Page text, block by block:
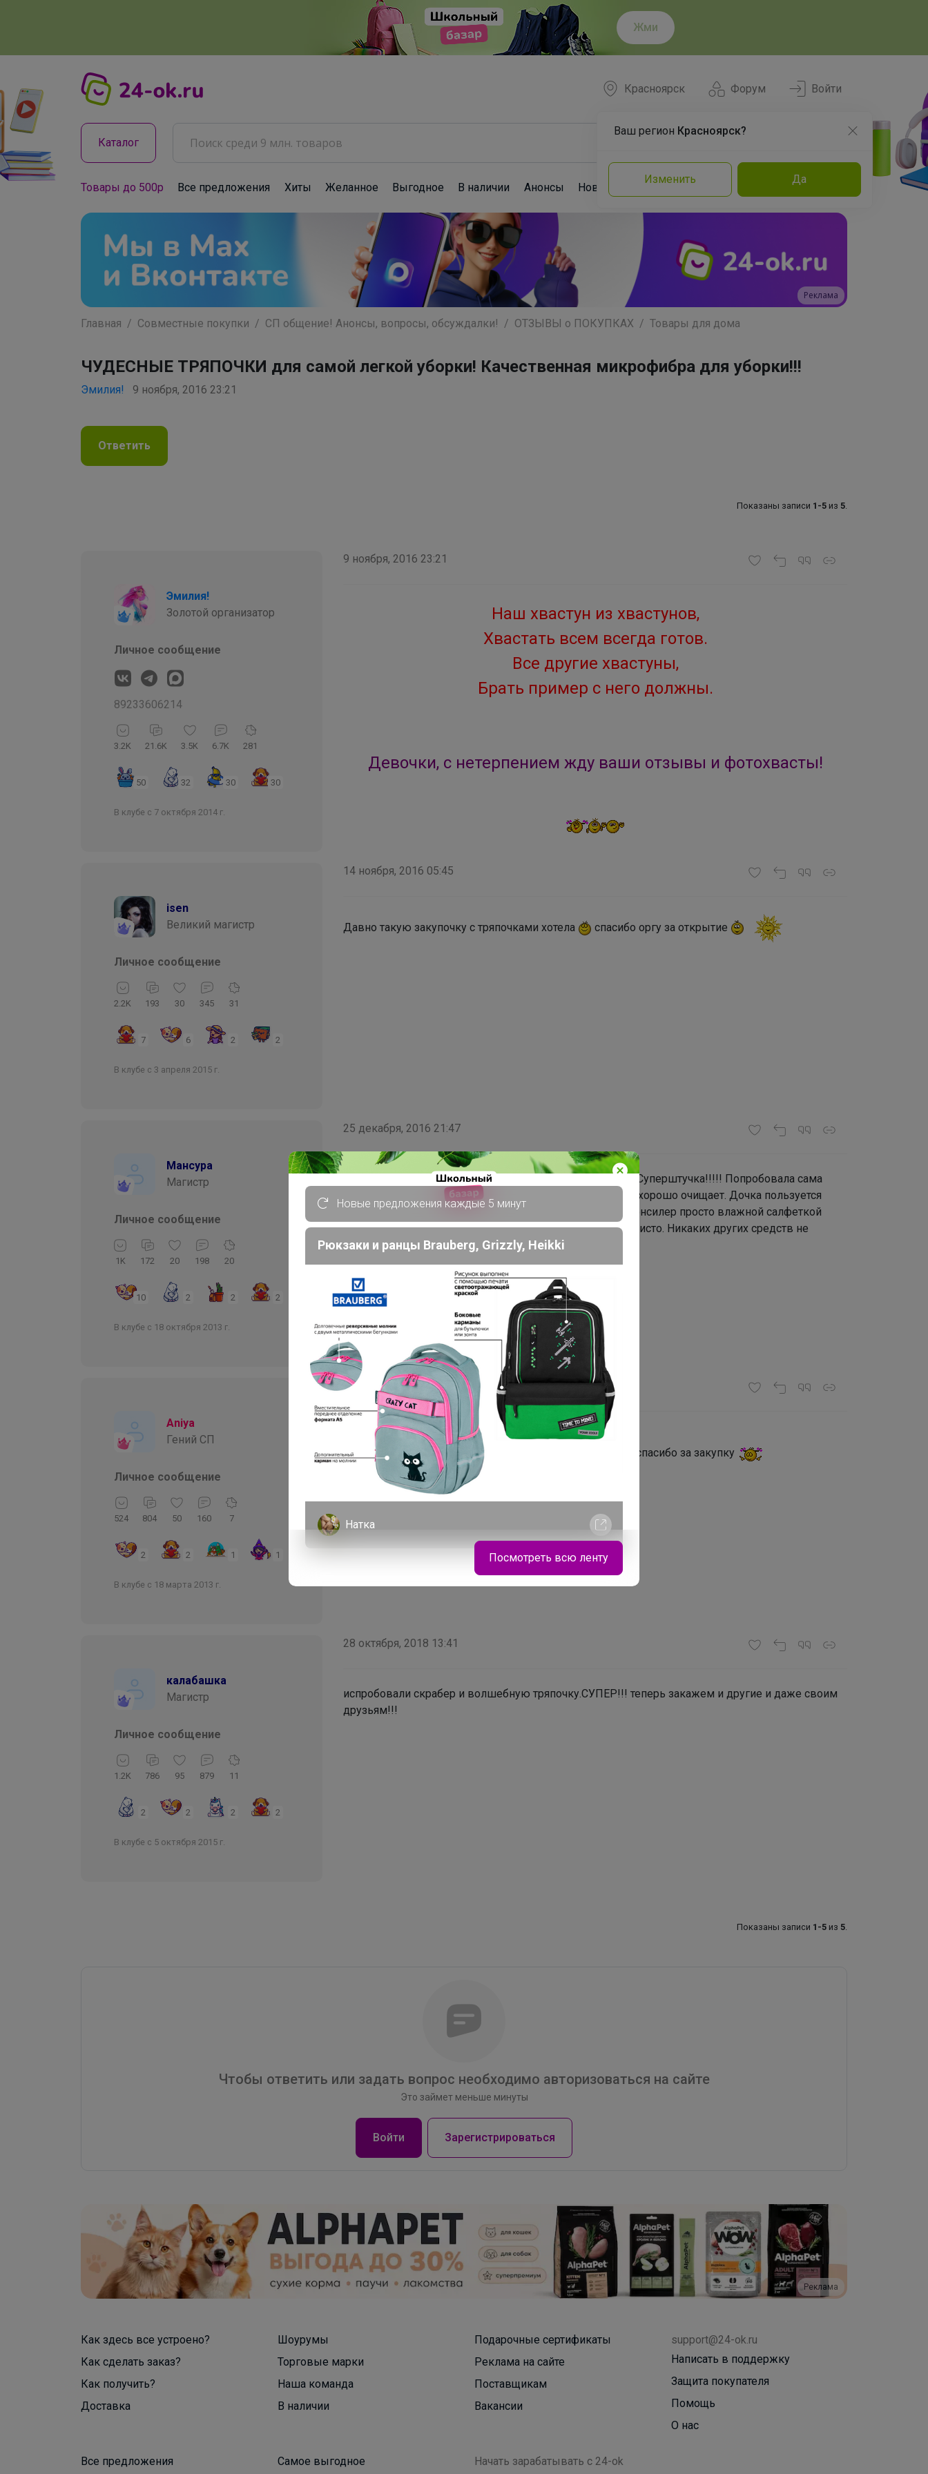
Жми
Форум
Красноярск
Ваш регион Красноярск?
Изменить Да
Войти
Каталог
Товары до 500р Все предложения Хиты Желанное Выгодное В наличии Анонсы Новости Команда Эксперты
Реклама
Главная Совместные покупки СП общение! Анонсы, вопросы, обсуждалки! ОТЗЫВЫ о ПОКУПКАХ Товары для дома
ЧУДЕСНЫЕ ТРЯПОЧКИ для самой легкой уборки! Качественная микрофибра для уборки!!!
Эмилия! 9 ноября, 2016 23:21
Ответить
Показаны записи 1-5 из 5
Эмилия!
Золотой организатор
Личное сообщение
89233606214
3.2K 21.6K 3.5K 6.7K 281
50 32 30 30
В клубе с 7 октября 2014 г.
9 ноября, 2016 23:21
Наш хвастун из хвастунов,
Хвастать всем всегда готов.
Все другие хвастуны,
Брать пример с него должны.
Девочки, с нетерпением жду ваши отзывы и фотохвасты!
isen
Великий магистр
Личное сообщение
2.2K 193 30 345 31
7 6 2 2
В клубе с 3 апреля 2015 г.
14 ноября, 2016 05:45
Давно такую закупочку с тряпочками хотела спасибо оргу за открытие
Мансура
Магистр
Личное сообщение
1K 172 20 198 20
10 2 2 2
В клубе с 18 октября 2013 г.
25 декабря, 2016 21:47
Хочу рассказать про "Салфетка для снятия макияжа". 51. Суперштучка!!!!! Попробовала сама
сначала (лицо без макияжа), очень приятные ощущения, хорошо очищает. Дочка пользуется
вторую неделю, в восторге!!!! Тушь, тональный крем, консилер просто влажной салфеткой
снимается на раз. Стирает обычным мылом, еще раз на чисто. Никаких других средств не
применяется. Кожа чистая!!!!! Очень рекомендуем!!!!
Остальные тряпочки пока не пробовали
Aniya
Гений СП
Личное сообщение
524 804 50 160 7
2 2 1 1
В клубе с 18 марта 2013 г.
18 марта, 2018 09:36
"Любимая тряпочка" 21
Идеальна, оправдала все отзывы, довольная как слон , спасибо за закупку
Мой ПРИСТРОЙ Премиальная A.V. Лаете
калабашка
Магистр
Личное сообщение
1.2K 786 95 879 11
2 2 2 2
В клубе с 5 октября 2015 г.
28 октября, 2018 13:41
испробовали скрабер и волшебную тряпочку.СУПЕР!!! теперь закажем и другие и даже своим
друзьям!!!
Показаны записи 1-5 из 5
Чтобы ответить или задать вопрос необходимо авторизоваться на сайте
Это займет меньше минуты
Войти Зарегистрироваться
Реклама
Как здесь все устроено?
Как сделать заказ?
Как получить?
Доставка
Шоурумы
Торговые марки
Наша команда
В наличии
Подарочные сертификаты
Реклама на сайте
Поставщикам
Вакансии
support@24-ok.ru
Написать в поддержку
Защита покупателя
Помощь
О нас
Все предложения Самое выгодное Начать зарабатывать с 24-ok
Новые предложения каждые 5 минут
Рюкзаки и ранцы Brauberg, Grizzly, Heikki
Натка
Качественная школьная одежда для мальчиков
Посмотреть всю ленту